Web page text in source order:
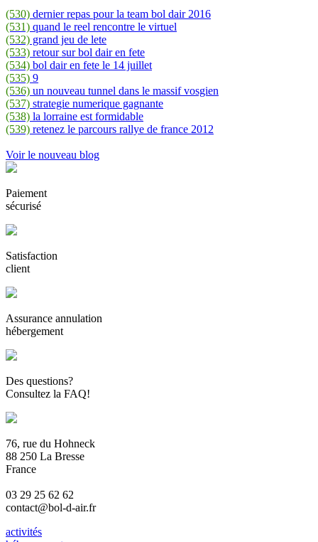
(530) dernier repas pour la team bol dair 2016
(531) quand le reel rencontre le virtuel
(532) grand jeu de lete
(533) retour sur bol dair en fete
(534) bol dair en fete le 14 juillet
(535) 9
(536) un nouveau tunnel dans le massif vosgien
(537) strategie numerique gagnante
(538) la lorraine est formidable
(539) retenez le parcours rallye de france 2012
Voir le nouveau blog
Paiement
sécurisé
Satisfaction
client
Assurance annulation
hébergement
Des questions?
Consultez la FAQ!
76, rue du Hohneck
88 250 La Bresse
France
03 29 25 62 62
contact@bol-d-air.fr
activités